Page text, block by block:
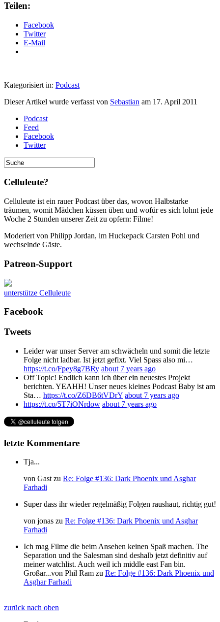
Teilen:
Facebook
Twitter
E-Mail
Kategorisiert in: Podcast
Dieser Artikel wurde verfasst von Sebastian am 17. April 2011
Podcast
Feed
Facebook
Twitter
Celluleute?
Celluleute ist ein rauer Podcast über das, wovon Halbstarke
träumen, womit Mädchen küssen üben und wofür es sich lohnt jede
Woche 2 Stunden unserer Zeit zu opfern: Filme!
Moderiert von Philipp Jordan, im Huckepack Carsten Pohl und
wechselnde Gäste.
Patreon-Support
unterstütze Celluleute
Facebook
Tweets
Leider war unser Server am schwächeln und somit die letzte
Folge nicht ladbar. Ist jetzt gefixt. Viel Spass also mi…
https://t.co/Fpey8g7BRy about 7 years ago
Off Topic! Endlich kann ich über ein neuestes Projekt
berichten. YEAHH! Unser neues kleines Podcast Baby ist am
Sta… https://t.co/Z6DB6tVDrY about 7 years ago
https://t.co/5T7iONrdow about 7 years ago
letzte Kommentare
Tja...
von Gast zu Re: Folge #136: Dark Phoenix und Asghar
Farhadi
Super dass ihr wieder regelmäßig Folgen raushaut, richtig gut!
von jonas zu Re: Folge #136: Dark Phoenix und Asghar
Farhadi
Ich mag Filme die beim Ansehen keinen Spaß machen. The
Separation und the Salesman sind deshalb jetzt definitiv auf
meiner watchlist. Auch weil ich middle east Fan bin.
Großar...von Phil Ram zu Re: Folge #136: Dark Phoenix und
Asghar Farhadi
zurück nach oben